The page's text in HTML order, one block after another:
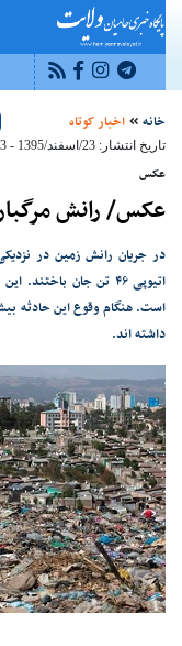
خانه اخبار کوتاه
تاریخ انتشار: 23/اسفند/1395 - 19:33
عکس
عکس/ رانش
در جریان رانش زمین در
داشته اند.